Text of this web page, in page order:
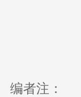
编者注：